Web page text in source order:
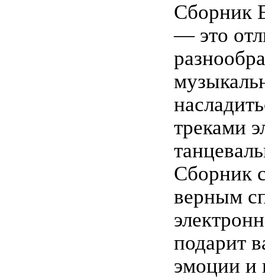
Сборник
— это
треками
Сборник
верным
подарит
эмоции и